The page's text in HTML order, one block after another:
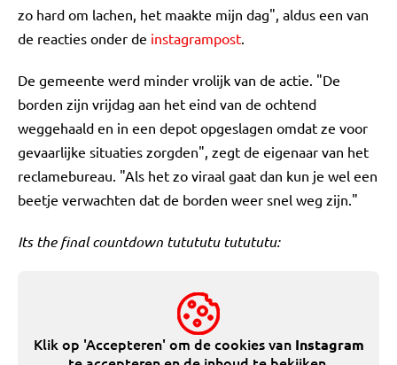
zo hard om lachen, het maakte mijn dag", aldus een van
de reacties onder de instagrampost.
De gemeente werd minder vrolijk van de actie. "De
borden zijn vrijdag aan het eind van de ochtend
weggehaald en in een depot opgeslagen omdat ze voor
gevaarlijke situaties zorgden", zegt de eigenaar van het
reclamebureau. "Als het zo viraal gaat dan kun je wel een
beetje verwachten dat de borden weer snel weg zijn."
Its the final countdown tutututu tutututu:
Klik op 'Accepteren' om de cookies van Instagram